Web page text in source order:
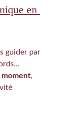
en
guider par
moment,